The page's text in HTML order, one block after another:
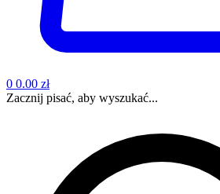
0 0.00 zł
Zacznij pisać, aby wyszukać...